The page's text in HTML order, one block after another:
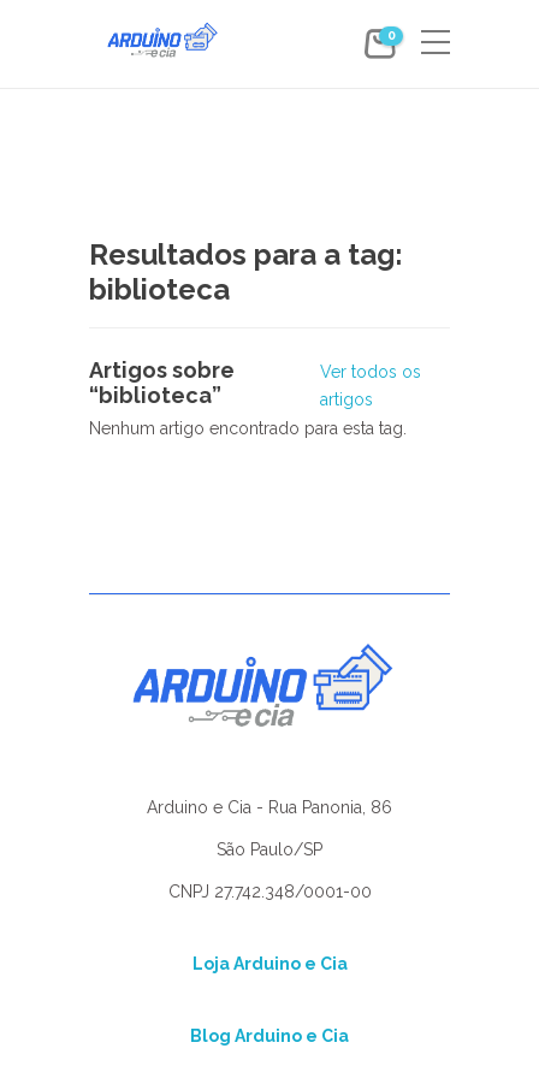
0
Resultados para a tag:
biblioteca
Artigos sobre
“biblioteca”
Ver todos os
artigos
Nenhum artigo encontrado para esta tag.
Arduino e Cia - Rua Panonia, 86
São Paulo/SP
CNPJ 27.742.348/0001-00
Loja Arduino e Cia
Blog Arduino e Cia